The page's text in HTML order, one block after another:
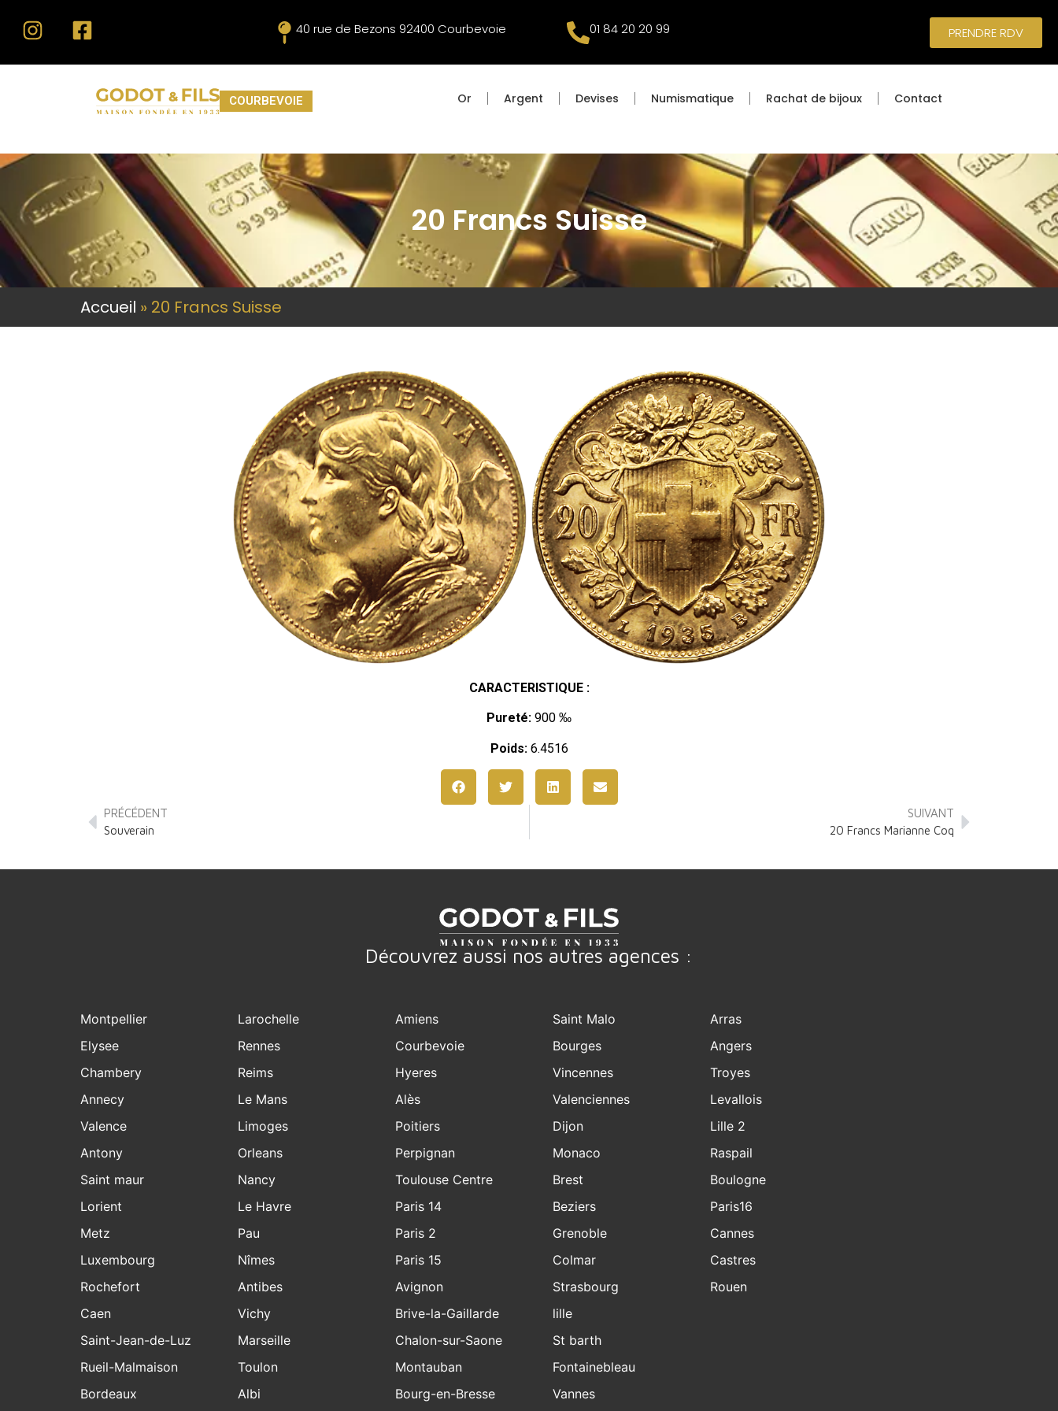
40 rue de Bezons 92400 Courbevoie 01 84 20 20 99 PRENDRE RDV
COURBEVOIE Or Argent Devises Numismatique Rachat de bijoux Contact
20 Francs Suisse
Accueil » 20 Francs Suisse
CARACTERISTIQUE :
Pureté: 900 ‰
Poids:6.4516
PRÉCÉDENT
Souverain
SUIVANT
20 Francs Marianne Coq
Découvrez aussi nos autres agences :
Montpellier
Elysee
Chambery
Annecy
Valence
Antony
Saint maur
Lorient
Metz
Luxembourg
Rochefort
Larochelle
Rennes
Reims
Le Mans
Limoges
Orleans
Nancy
Le Havre
Pau
Nîmes
Antibes
Amiens
Courbevoie
Hyeres
Alès
Poitiers
Perpignan
Toulouse Centre
Paris 14
Paris 2
Paris 15
Avignon
Saint Malo
Bourges
Vincennes
Valenciennes
Dijon
Monaco
Brest
Beziers
Grenoble
Colmar
Strasbourg
Arras
Angers
Troyes
Levallois
Lille 2
Raspail
Boulogne
Paris16
Cannes
Castres
Rouen
Caen
Saint-Jean-de-Luz
Rueil-Malmaison
Bordeaux
Vichy
Marseille
Toulon
Albi
Brive-la-Gaillarde
Chalon-sur-Saone
Montauban
Bourg-en-Bresse
lille
St barth
Fontainebleau
Vannes